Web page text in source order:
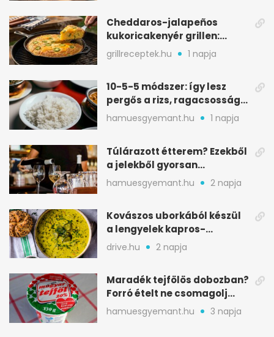
Cheddaros-jalapeños
kukoricakenyér grillen:
ropogós alj, puha belső
grillreceptek.hu 1 napja
10-5-5 módszer: így lesz
pergős a rizs, ragacsosság
nélkül
hamuesgyemant.hu 1 napja
Túlárazott étterem? Ezekből
a jelekből gyorsan
észreveheted
hamuesgyemant.hu 2 napja
Kovászos uborkából készül
a lengyelek kapros-
savanykás levese
drive.hu 2 napja
Maradék tejfölös dobozban?
Forró ételt ne csomagolj
ilyen tégelybe
hamuesgyemant.hu 3 napja